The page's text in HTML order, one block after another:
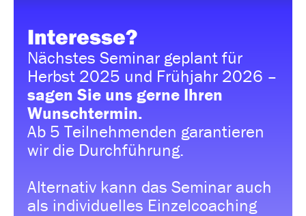
Interesse?
Nächstes Seminar geplant für
Herbst 2025 und Frühjahr 2026 –
sagen Sie uns gerne Ihren
Wunschtermin.
Ab 5 Teilnehmenden garantieren
wir die Durchführung.
Alternativ kann das Seminar auch
als individuelles Einzelcoaching